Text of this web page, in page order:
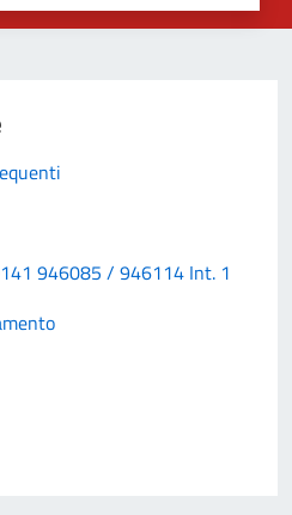
946085 / 946114 Int. 1